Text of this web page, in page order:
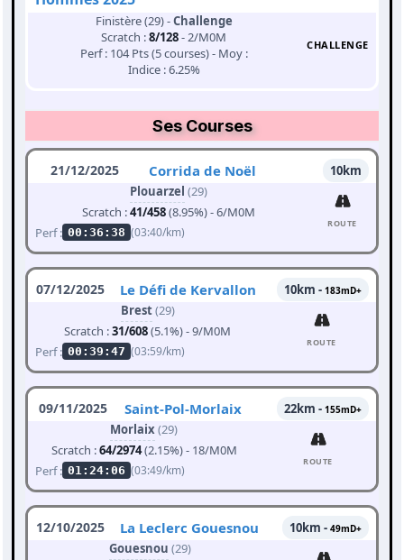
Finistère (29) -Challenge
Scratch :8/128- 2/M0M
Perf : 104 Pts (5 courses) - Moy :
Indice : 6.25%
CHALLENGE
Ses Courses
21/12/2025 Corrida de Noël
10km
Plouarzel (29)
Scratch :41/458(8.95%) - 6/M0M
Perf : 00:36:38 (03:40/km)
ROUTE
07/12/2025 Le Défi de Kervallon 10km - 183mD+
Brest(29)
Scratch :31/608(5.1%) - 9/M0M
Perf : 00:39:47 (03:59/km)
ROUTE
09/11/2025 Saint-Pol-Morlaix 22km - 155mD+
Morlaix(29)
Scratch :64/2974(2.15%) - 18/M0M
Perf : 01:24:06 (03:49/km)
ROUTE
12/10/2025 La Leclerc Gouesnou 10km - 49mD+
Gouesnou (29)